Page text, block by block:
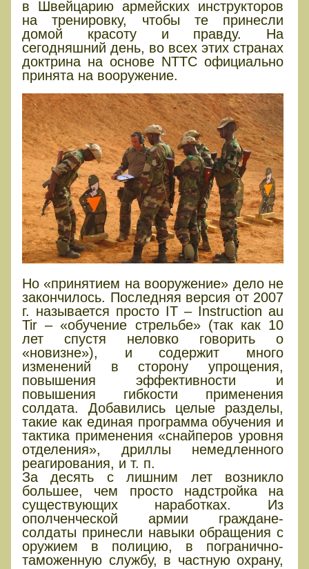
в Швейцарию армейских инструкторов
на тренировку, чтобы те принесли
домой красоту и правду. На
сегодняшний день, во всех этих странах
доктрина на основе NTTC официально
принята на вооружение.
Но «принятием на вооружение» дело не
закончилось. Последняя версия от 2007
г. называется просто IT – Instruction au
Tir – «обучение стрельбе» (так как 10
лет спустя неловко говорить о
«новизне»), и содержит много
изменений в сторону упрощения,
повышения эффективности и
повышения гибкости применения
солдата. Добавились целые разделы,
такие как единая программа обучения и
тактика применения «снайперов уровня
отделения», дриллы немедленного
реагирования, и т. п.
За десять с лишним лет возникло
большее, чем просто надстройка на
существующих наработках. Из
ополченческой армии граждане-
солдаты принесли навыки обращения с
оружием в полицию, в погранично-
таможенную службу, в частную охрану,